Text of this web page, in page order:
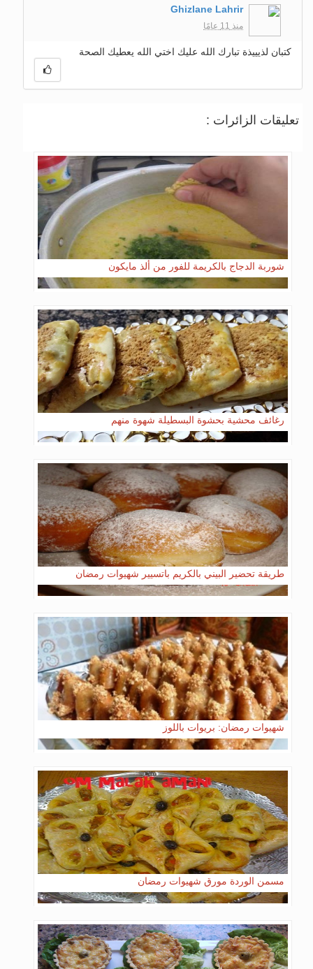
Ghizlane Lahrir
منذ 11 عامًا
كتبان لذيييذة تبارك الله عليك اختي الله يعطيك الصحة
تعليقات الزائرات :
شوربة الدجاج بالكريمة للفور من ألذ مايكون
رغائف محشية بحشوة البسطيلة شهوة منهم
طريقة تحضير البيني بالكريم باتسيير شهيوات رمضان
شهيوات رمضان: بريوات باللوز
مسمن الوردة مورق شهيوات رمضان